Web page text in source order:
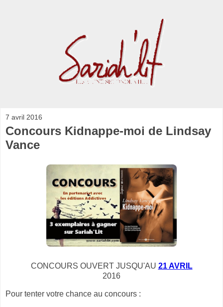
7 avril 2016
Concours Kidnappe-moi de Lindsay
Vance
CONCOURS OUVERT JUSQU'AU 21 AVRIL
2016
Pour tenter votre chance au concours :